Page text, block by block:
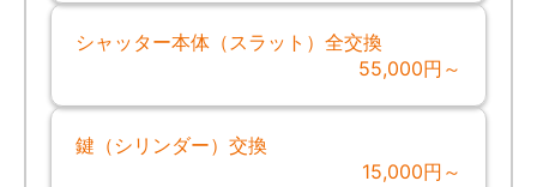
シャッター本体（スラット）全交換
55,000円～
鍵（シリンダー）交換
15,000円～